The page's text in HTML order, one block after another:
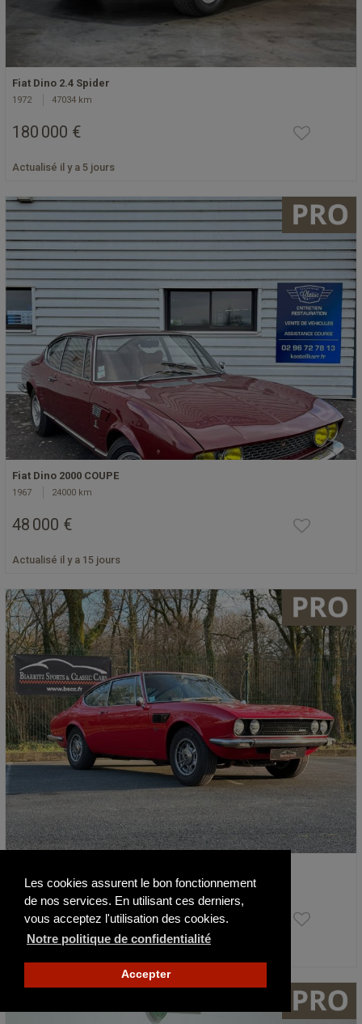
Les cookies assurent le bon fonctionnement
de nos services. En utilisant ces derniers,
vous acceptez l'utilisation des cookies.
Notre politique de confidentialité
Accepter
Fiat Dino 2.4 Spider
1972 47034 km
180 000 €
Actualisé il y a 5 jours
Fiat Dino 2000 COUPE
1967 24000 km
48 000 €
Actualisé il y a 15 jours
1971 45200 km
77 900 €